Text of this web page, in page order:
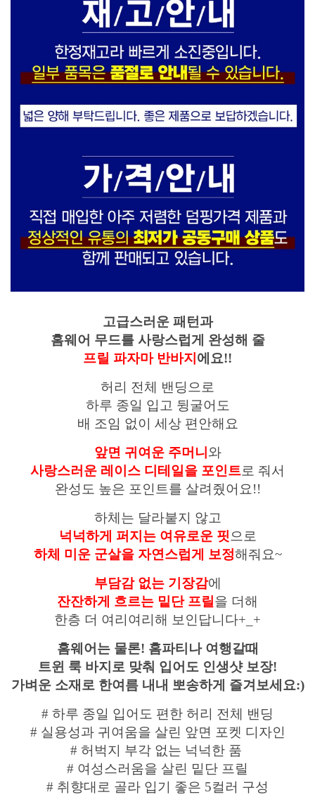
고급스러운 패턴과
홈웨어 무드를 사랑스럽게 완성해 줄
프릴 파자마 반바지 에요!!
허리 전체 밴딩으로
하루 종일 입고 뒹굴어도
배 조임 없이 세상 편안해요
앞면 귀여운 주머니 와
사랑스러운 레이스 디테일을 포인트로 줘서
완성도 높은 포인트를 살려줬어요!!
하체는 달라붙지 않고
넉넉하게 퍼지는 여유로운 핏 으로
하체 미운 군살을 자연스럽게 보정해줘요~
부담감 없는 기장감에
잔잔하게 흐르는 밑단 프릴 을 더해
한층 더 여리여리해 보인답니다+_+
홈웨어는 물론! 홈파티나 여행갈때
트윈 룩 바지로 맞춰 입어도 인생샷 보장!
가벼운 소재로 한여름 내내 뽀송하게 즐겨보세요:)
# 하루 종일 입어도 편한 허리 전체 밴딩
# 실용성과 귀여움을 살린 앞면 포켓 디자인
# 허벅지 부각 없는 넉넉한 품
# 여성스러움을 살린 밑단 프릴
# 취향대로 골라 입기 좋은 5컬러 구성